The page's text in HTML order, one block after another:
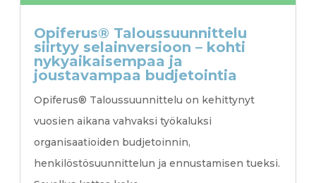
Opiferus® Taloussuunnittelu
siirtyy selainversioon – kohti
nykyaikaisempaa ja
joustavampaa budjetointia
Opiferus® Taloussuunnittelu on kehittynyt
vuosien aikana vahvaksi työkaluksi
organisaatioiden budjetoinnin,
henkilöstösuunnittelun ja ennustamisen tueksi.